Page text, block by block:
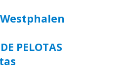
PELOTAS